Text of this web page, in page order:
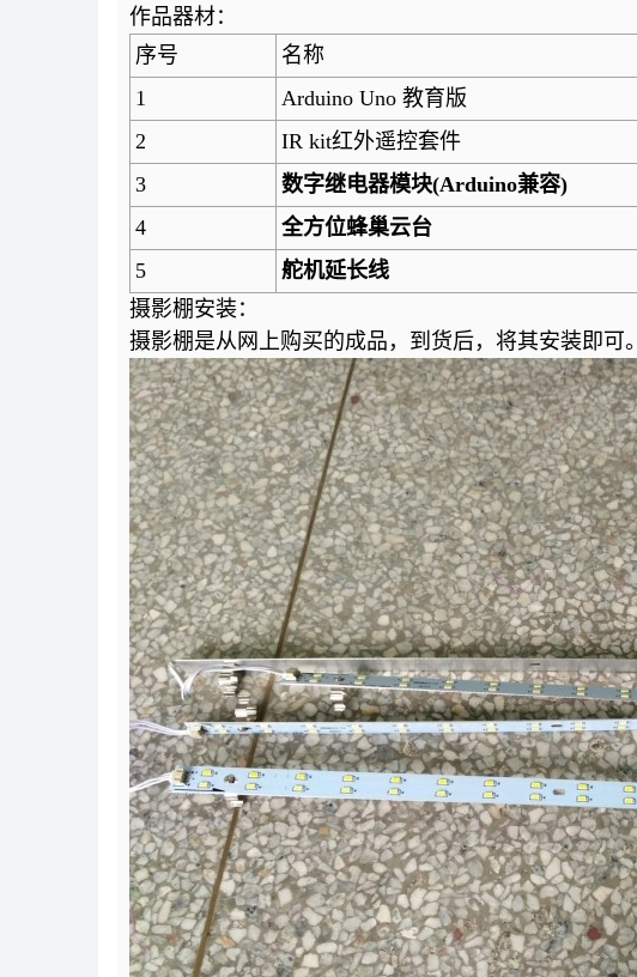
作品器材：
序号
名称
1
Arduino Uno 教育版
2
IR kit红外遥控套件
3
数字继电器模块(Arduino兼容)
4
全方位蜂巢云台
5
舵机延长线
摄影棚安装：
摄影棚是从网上购买的成品，到货后，将其安装即可